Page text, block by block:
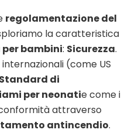
regolamentazione del
la caratteristica
bambini: Sicurezza.
(come US
Standard di
per neonatie come i
attraverso
antincendio.